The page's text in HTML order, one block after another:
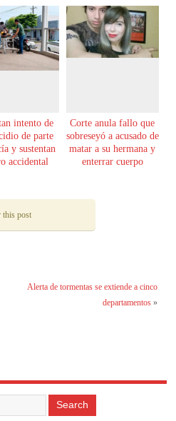
intento de
de parte
y sustentan
accidental
Corte anula fallo que
sobreseyó a acusado de
matar a su hermana y
enterrar cuerpo
this post
Alerta de tormentas se extiende a cinco
departamentos»